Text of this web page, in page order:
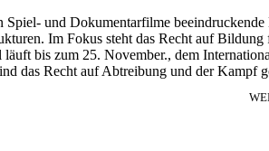
Spiel- und Dokumentarfilme
Im Fokus steht das Recht auf
läuft bis zum 25. November., dem
das Recht auf Abtreibung und der Kampf